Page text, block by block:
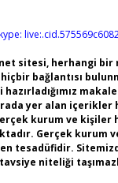
sitesi, herhangi bir
bağlantısı
yer alan içerikler
kurum ve kişiler
Gerçek kurum
tesadüfidir.
niteliği